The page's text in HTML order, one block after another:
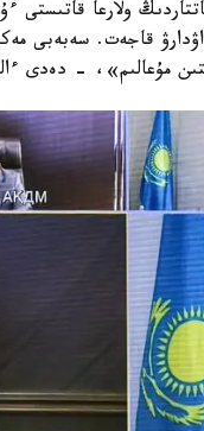
ولارعا
اۋدارۋ قاجەت. سەبەبى
مۇعالىم»، - دەدى